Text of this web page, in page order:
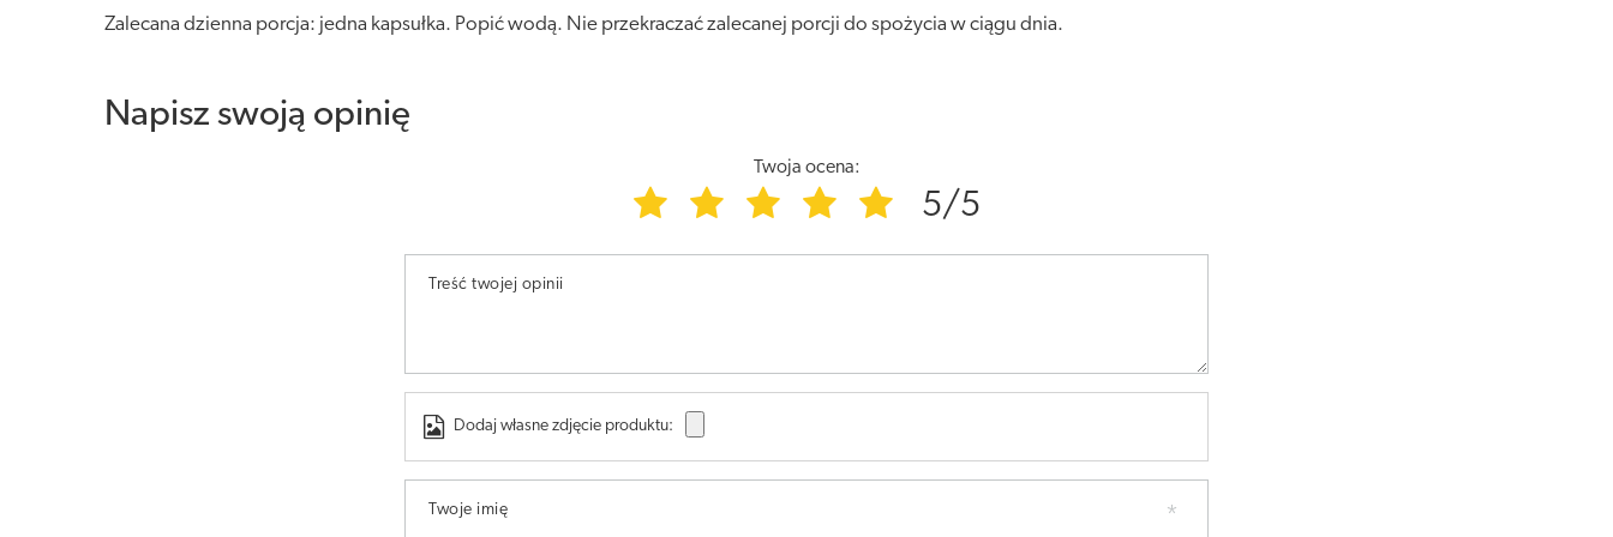
Zalecana dzienna porcja: jedna kapsułka. Popić wodą. Nie przekraczać zalecanej porcji do spożycia w ciągu dnia.
Napisz swoją opinię
Twoja ocena:
5/5
Treść twojej opinii
Dodaj własne zdjęcie produktu:
Twoje imię